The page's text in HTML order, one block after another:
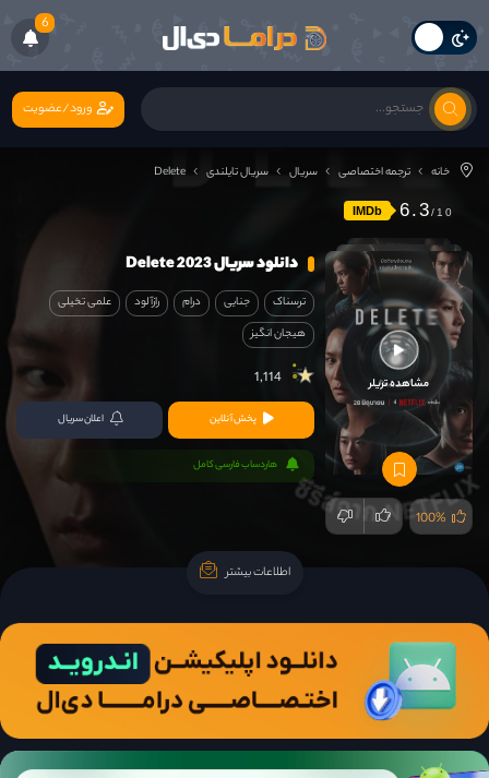
6
ورود/عضویت
خانه ترجمه اختصاصی سریال سریال تایلندی Delete
IMDb 6.3
مشاهده تریلر
100%
دانلود سریال Delete 2023
ترسناک جنایی درام رازآلود
علمی تخیلی
هیجان انگیز
1,114
پخش آنلاین اعلان سریال
هاردساب فارسی کامل
اطلاعات بیشتر